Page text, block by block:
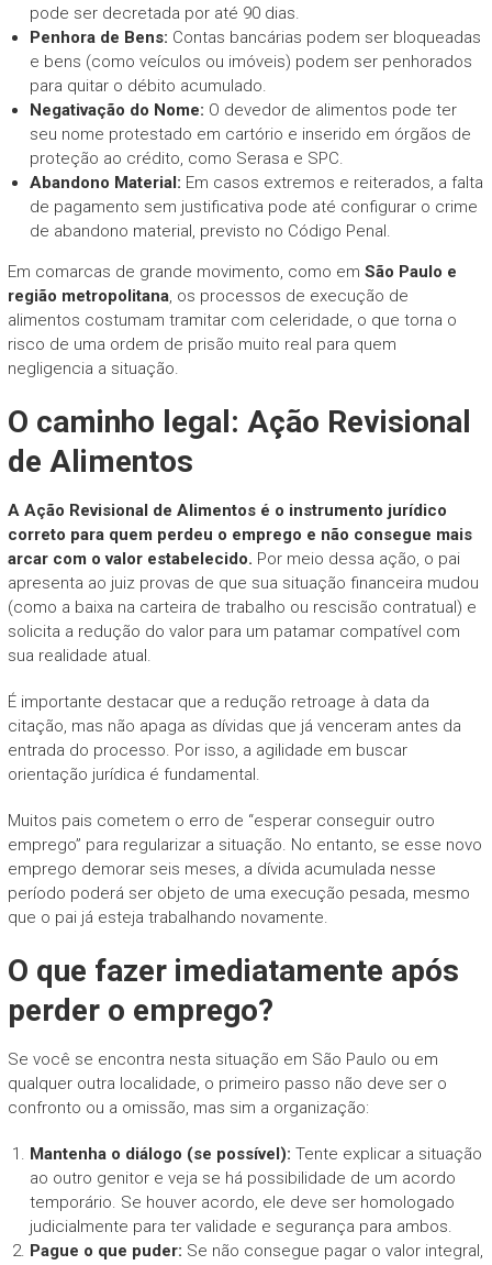
pode ser decretada por até 90 dias.
Penhora de Bens: Contas bancárias podem ser bloqueadas
e bens (como veículos ou imóveis) podem ser penhorados
para quitar o débito acumulado.
Negativação do Nome: O devedor de alimentos pode ter
seu nome protestado em cartório e inserido em órgãos de
proteção ao crédito, como Serasa e SPC.
Abandono Material: Em casos extremos e reiterados, a falta
de pagamento sem justificativa pode até configurar o crime
de abandono material, previsto no Código Penal.
Em comarcas de grande movimento, como em São Paulo e
região metropolitana, os processos de execução de
alimentos costumam tramitar com celeridade, o que torna o
risco de uma ordem de prisão muito real para quem
negligencia a situação.
O caminho legal: Ação Revisional
de Alimentos
A Ação Revisional de Alimentos é o instrumento jurídico
correto para quem perdeu o emprego e não consegue mais
arcar com o valor estabelecido. Por meio dessa ação, o pai
apresenta ao juiz provas de que sua situação financeira mudou
(como a baixa na carteira de trabalho ou rescisão contratual) e
solicita a redução do valor para um patamar compatível com
sua realidade atual.
É importante destacar que a redução retroage à data da
citação, mas não apaga as dívidas que já venceram antes da
entrada do processo. Por isso, a agilidade em buscar
orientação jurídica é fundamental.
Muitos pais cometem o erro de “esperar conseguir outro
emprego” para regularizar a situação. No entanto, se esse novo
emprego demorar seis meses, a dívida acumulada nesse
período poderá ser objeto de uma execução pesada, mesmo
que o pai já esteja trabalhando novamente.
O que fazer imediatamente após
perder o emprego?
Se você se encontra nesta situação em São Paulo ou em
qualquer outra localidade, o primeiro passo não deve ser o
confronto ou a omissão, mas sim a organização:
Mantenha o diálogo (se possível): Tente explicar a situação
ao outro genitor e veja se há possibilidade de um acordo
temporário. Se houver acordo, ele deve ser homologado
judicialmente para ter validade e segurança para ambos.
Pague o que puder: Se não consegue pagar o valor integral,